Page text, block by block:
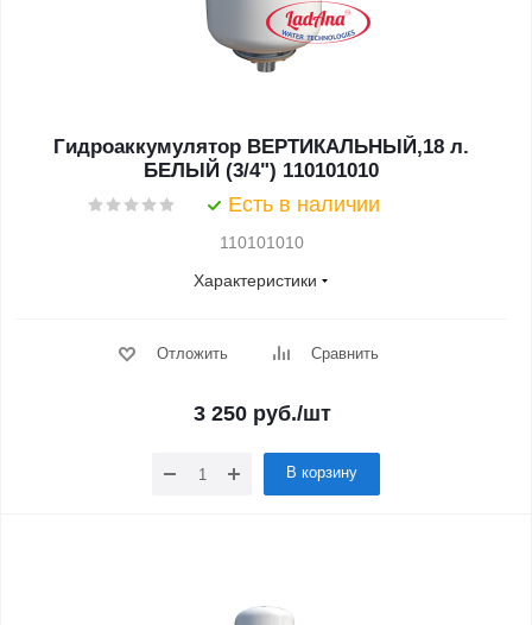
Гидроаккумулятор ВЕРТИКАЛЬНЫЙ,18 л.
БЕЛЫЙ (3/4") 110101010
Есть в наличии
110101010
Характеристики
Отложить Сравнить
3 250руб./шт
В корзину